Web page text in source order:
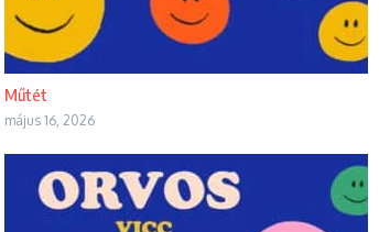
Műtét
május 16, 2026